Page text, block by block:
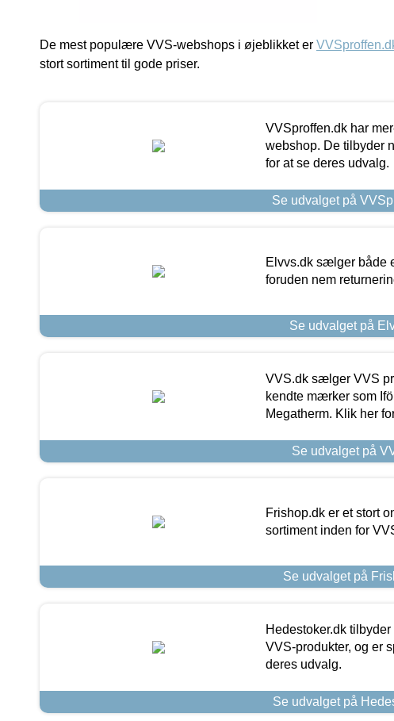
De mest populære VVS-webshops i øjeblikket er
stort sortiment til gode priser.
VVSproffen.dk har
webshop. De tilbyder
for at se deres udvalg.
Se udvalget på
Elvvs.dk sælger både
foruden nem
Se udvalget på
VVS.dk sælger VVS
kendte mærker som
Megatherm. Klik her
Se udvalget på
Frishop.dk er et stort
sortiment inden for
Se udvalget på
Hedestoker.dk
VVS-produkter, og er
deres udvalg.
Se udvalget på